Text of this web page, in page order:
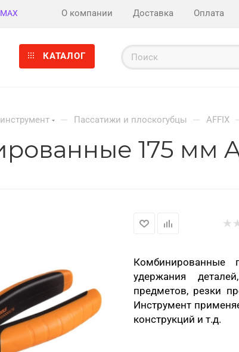
MAX О компании Доставка Оплата
КАТАЛОГ
— Пассатижи и плоскогубцы — AFFIX
175 мм
Комбинированные
удержания
предметов, резки
Инструмент
конструкций и т.д.